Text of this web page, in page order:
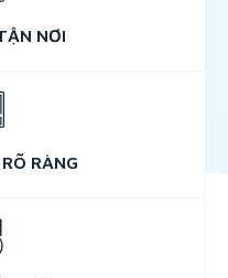
NƠI
RÀNG